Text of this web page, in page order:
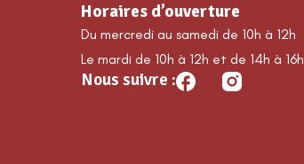
Horaires d’ouverture
Du mercredi au samedi de 10h à 12h
Le mardi de 10h à 12h et de 14h à 16h
Nous suivre :